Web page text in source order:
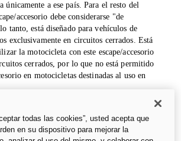
únicamente a ese país. Para el resto del
accesorio debe considerarse "de
tanto, está diseñado para vehículos de
exclusivamente en circuitos cerrados. Está
la motocicleta con este escape/accesorio
cerrados, por lo que no está permitido
en motocicletas destinadas al uso en
accesorios pueden referirse a prototipos que
incluso significativas, durante la
todas las cookies”, usted acepta que
en su dispositivo para mejorar la